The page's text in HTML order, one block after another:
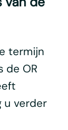
termijn
de OR
u verder